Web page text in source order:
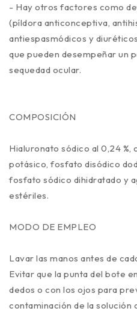
- Hay otros factores como
(píldora anticonceptiva,
antiespasmódicos y
que pueden desempeñar un
sequedad ocular.
COMPOSICIÓN
Hialuronato sódico al 0,24
potásico, fosfato disódico
fosfato sódico dihidratado y
estériles.
MODO DE EMPLEO
Lavar las manos antes de
Evitar que la punta del bote
dedos o con los ojos para
contaminación de la solución